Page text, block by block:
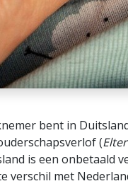
bent in
(
is een onbetaald
verschil met